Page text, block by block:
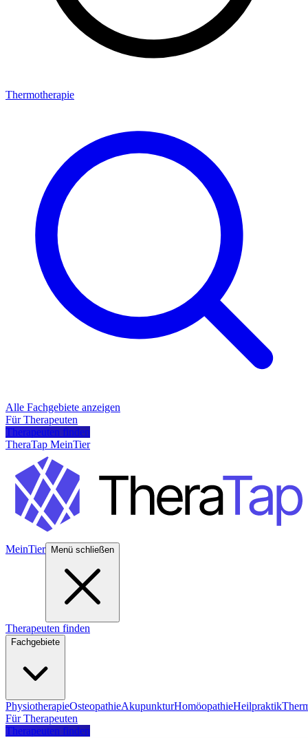
Thermotherapie
Alle Fachgebiete anzeigen
Für Therapeuten
Therapeuten finden
TheraTap MeinTier
MeinTier Menü schließen
Therapeuten finden
Fachgebiete
PhysiotherapieOsteopathieAkupunkturHomöopathieHeilpraktik
Für Therapeuten
Therapeuten finden